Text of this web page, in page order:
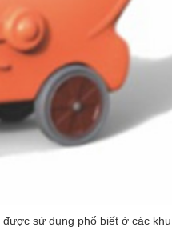
sử dụng phổ biết ở các